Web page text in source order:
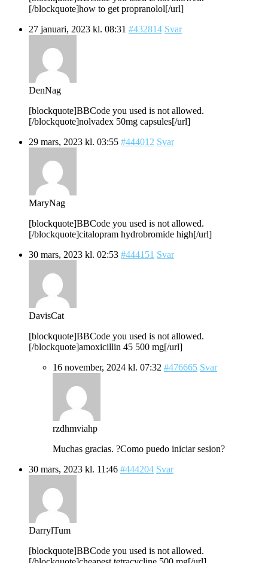
[/blockquote]how to get propranolol[/url]
27 januari, 2023 kl. 08:31 #432814 Svar
DenNag
[blockquote]BBCode you used is not allowed.
[/blockquote]nolvadex 50mg capsules[/url]
29 mars, 2023 kl. 03:55 #444012 Svar
MaryNag
[blockquote]BBCode you used is not allowed.
[/blockquote]citalopram hydrobromide high[/url]
30 mars, 2023 kl. 02:53 #444151 Svar
DavisCat
[blockquote]BBCode you used is not allowed.
[/blockquote]amoxicillin 45 500 mg[/url]
16 november, 2024 kl. 07:32 #476665 Svar
rzdhmviahp
Muchas gracias. ?Como puedo iniciar sesion?
30 mars, 2023 kl. 11:46 #444204 Svar
DarrylTum
[blockquote]BBCode you used is not allowed.